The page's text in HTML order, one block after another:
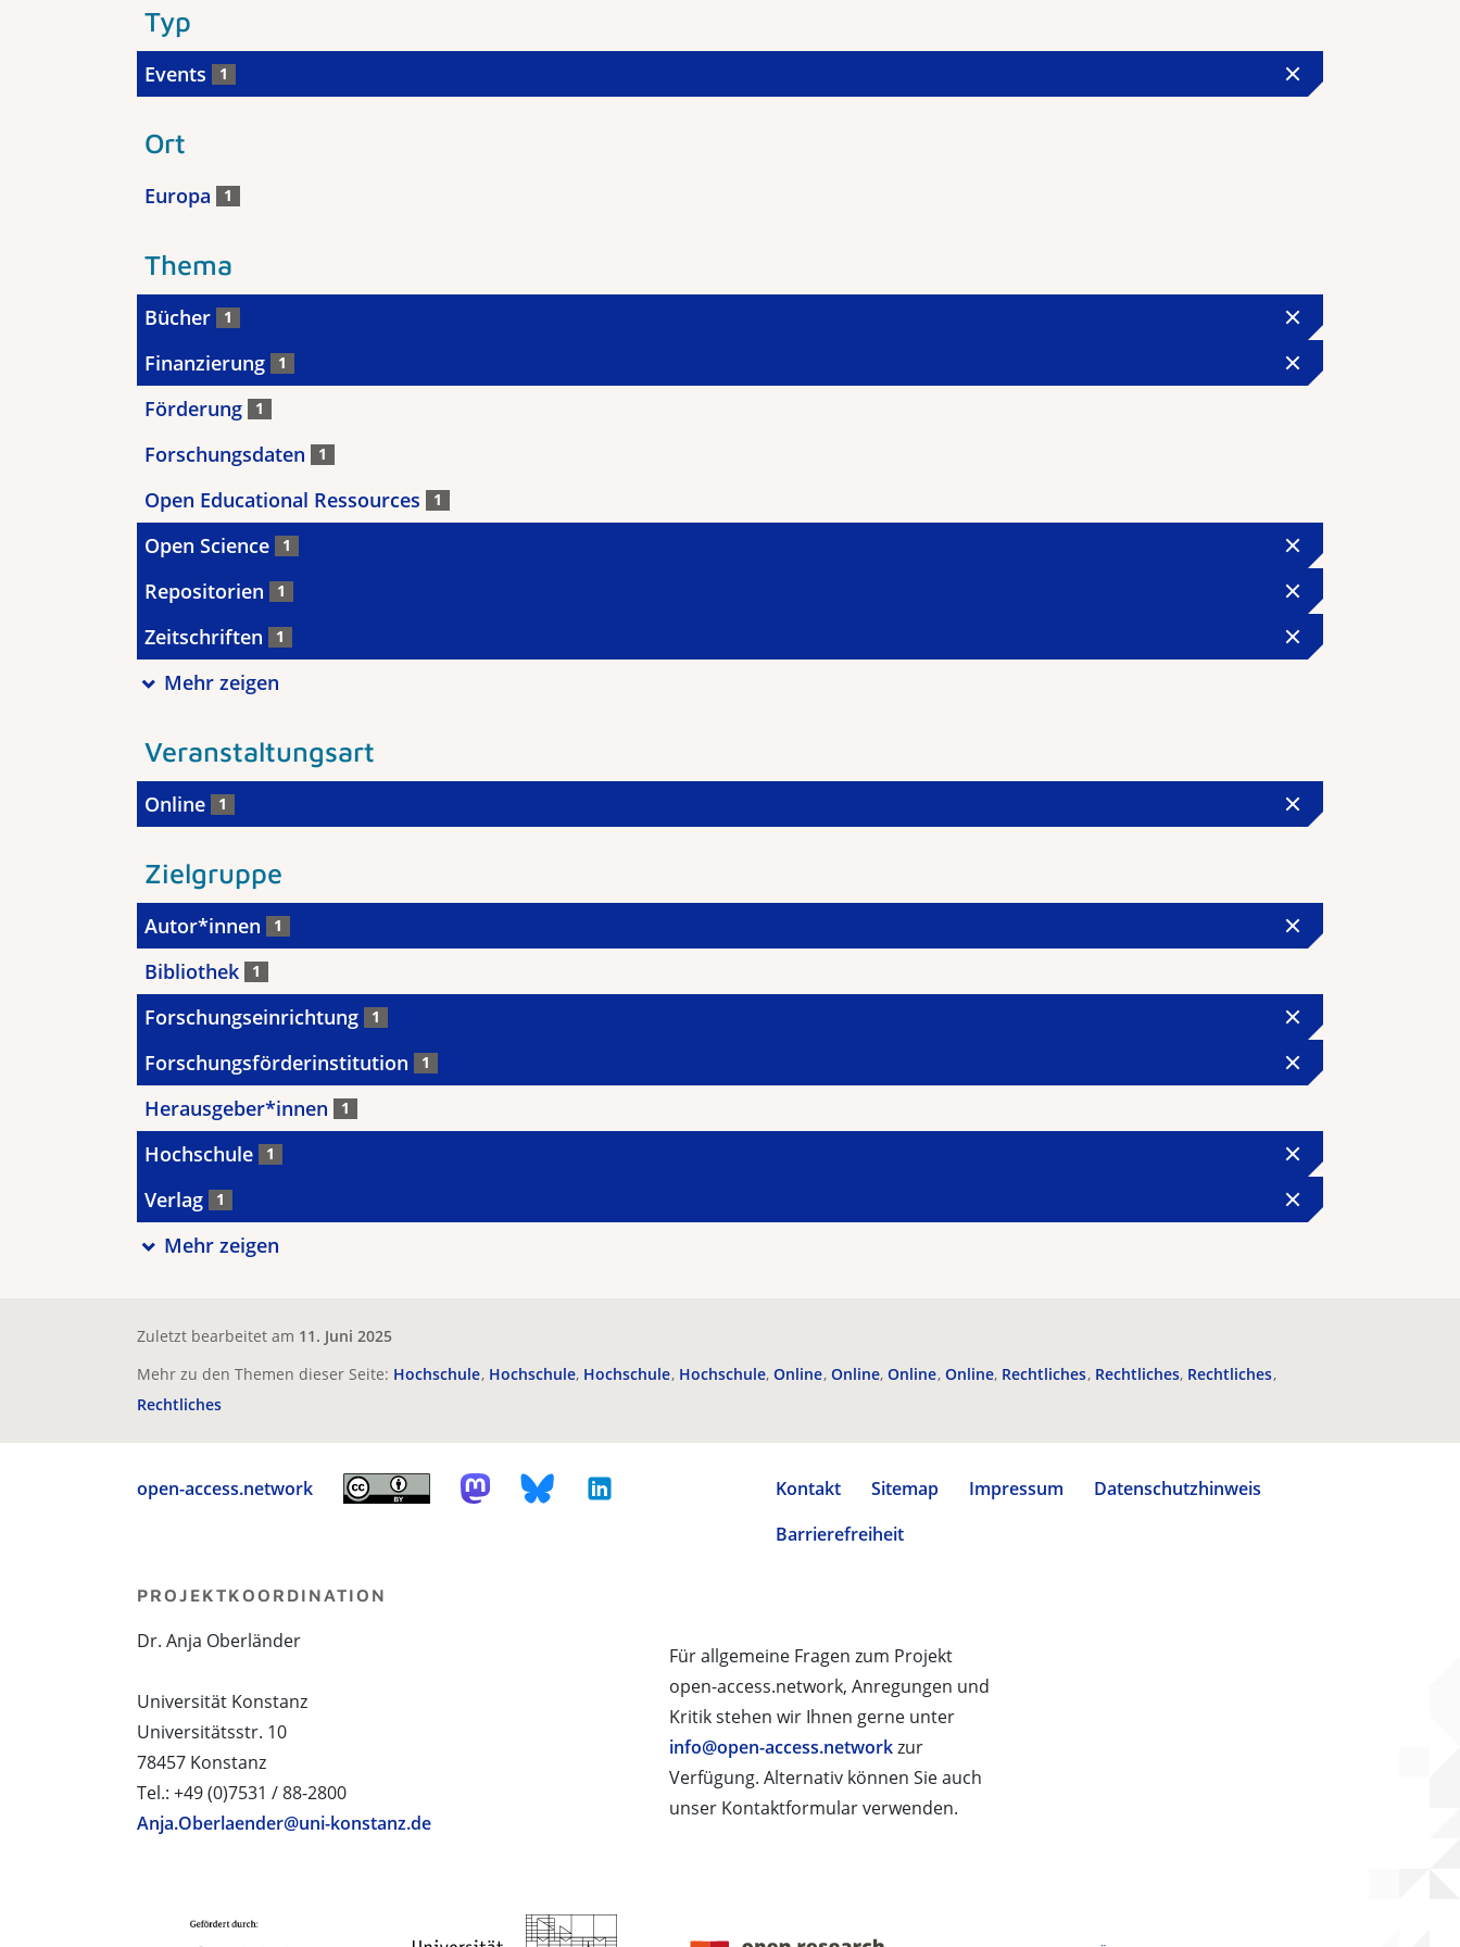
Typ
Events 1
Ort
Europa 1
Thema
Bücher 1
Finanzierung 1
Förderung 1
Forschungsdaten 1
Open Educational Ressources 1
Open Science 1
Repositorien 1
Zeitschriften 1
Mehr zeigen
Veranstaltungsart
Online 1
Zielgruppe
Autor*innen 1
Bibliothek 1
Forschungseinrichtung 1
Forschungsförderinstitution 1
Herausgeber*innen 1
Hochschule 1
Verlag 1
Mehr zeigen
Zuletzt bearbeitet am 11. Juni 2025
Mehr zu den Themen dieser Seite: Hochschule Hochschule Hochschule Hochschule Online Online Online Online Rechtliches Rechtliches Rechtliches
Rechtliches
open-access.network Kontakt Sitemap Impressum
Datenschutzhinweis
Barrierefreiheit
Für allgemeine Fragen zum Projekt
open-access.network, Anregungen und
Kritik stehen wir Ihnen gerne unter
info@open-access.networkzur
Verfügung. Alternativ können Sie auch
unser Kontaktformular verwenden.
PROJEKTKOORDINATION
Dr. Anja Oberländer
Universität Konstanz
Universitätsstr. 10
78457 Konstanz
Tel.: +49 (0)7531 / 88-2800
Anja.Oberlaender@uni-konstanz.de